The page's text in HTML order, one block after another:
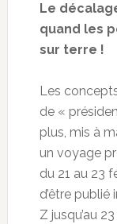
Le
quand les
sur terre !
Les
de «
plus, mis à
un voyage
du 21 au 23
d’être
Z jusqu’au